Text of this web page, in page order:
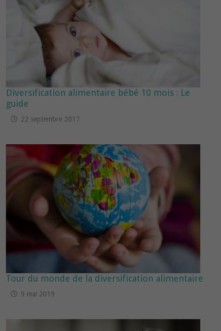
Diversification alimentaire bébé 10 mois : Le
guide
22 septembre 2017
Tour du monde de la diversification alimentaire
9 mai 2019